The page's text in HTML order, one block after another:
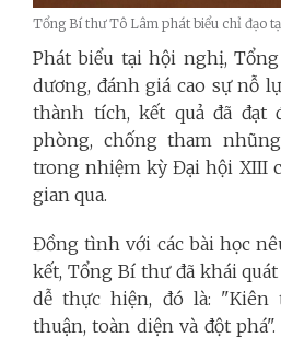
Tổng Bí thư Tô Lâm phát biểu chỉ đạo
Phát biểu tại hội nghị,
dương, đánh giá cao sự nỗ
thành tích, kết quả đã đạt
phòng, chống tham
trong nhiệm kỳ Đại hội XIII
gian qua.
Đồng tình với các bài học
kết, Tổng Bí thư đã khái
dễ thực hiện, đó là: "Kiên
thuận, toàn diện và đột